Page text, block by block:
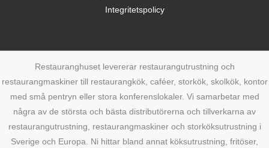
Integritetspolicy
Restauranghuset levererar restaurangutrustning och
restaurangmaskiner till restaurangkök, caféer, storkök, skolkök, kontor
med små pentryn eller stora konferenslokaler. Vi samarbetar med
några av de största och bästa distributörerna och tillverkarna av
restaurangutrustning, restaurangmaskiner och storköksutrustning i
Sverige och Europa. Ni hittar bland annat köksutrustning, fritöser,